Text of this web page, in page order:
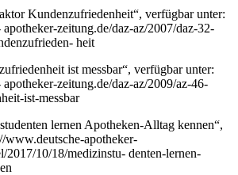
Kundenzufriedenheit“, verfügbar unter:
zeitung.de/daz-az/2007/daz-32-
heit
ist messbar“, verfügbar unter:
zeitung.de/daz-az/2009/az-46-
ist-messbar
lernen Apotheken-Alltag kennen“,
www.deutsche-apotheker-
2017/10/18/medizinstu- denten-lernen-